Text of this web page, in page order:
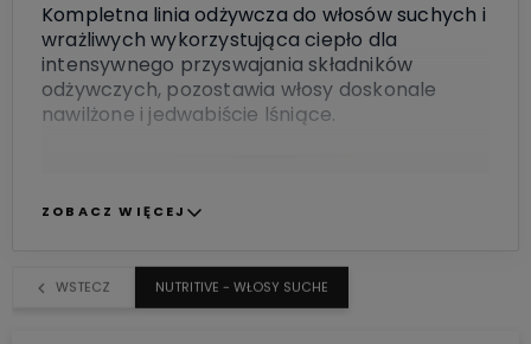
Kompletna linia odżywcza do włosów suchych i
wrażliwych wykorzystująca ciepło dla
intensywnego przyswajania składników
odżywczych, pozostawia włosy doskonale
nawilżone i jedwabiście lśniące.
ZOBACZ WIĘCEJ
WSTECZ NUTRITIVE - WŁOSY SUCHE